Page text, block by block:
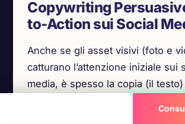
Copywriting
to-Action sui Social
Anche se gli asset visivi (foto e
catturano l’attenzione iniziale sui
media, è spesso la copia (il